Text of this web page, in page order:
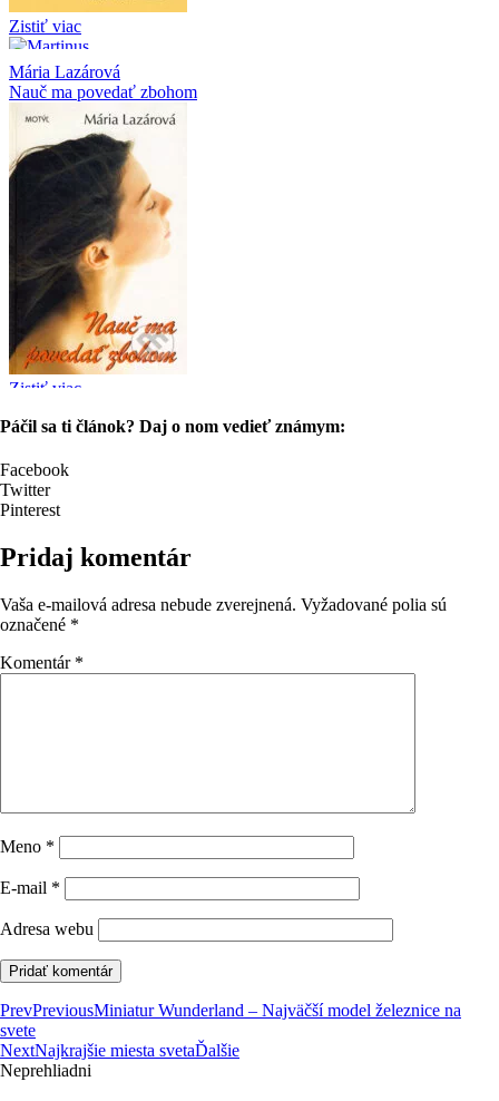
Páčil sa ti článok? Daj o nom vedieť známym:
Facebook
Twitter
Pinterest
Pridaj komentár
Vaša e-mailová adresa nebude zverejnená. Vyžadované polia sú
označené *
Komentár *
Meno *
E-mail *
Adresa webu
PrevPreviousMiniatur Wunderland – Najväčší model železnice na
svete
NextNajkrajšie miesta svetaĎalšie
Neprehliadni